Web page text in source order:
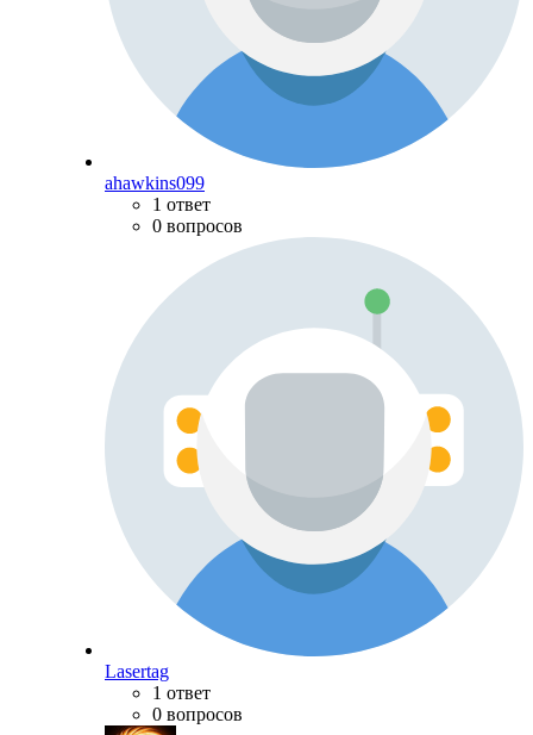
ahawkins099
1 ответ
0 вопросов
Lasertag
1 ответ
0 вопросов